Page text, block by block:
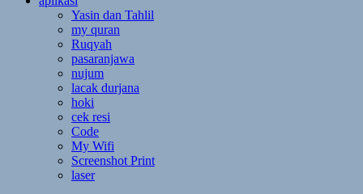
Yasin dan Tahlil
my quran
Ruqyah
pasaranjawa
nujum
lacak durjana
hoki
cek resi
Code
My Wifi
Screenshot Print
laser